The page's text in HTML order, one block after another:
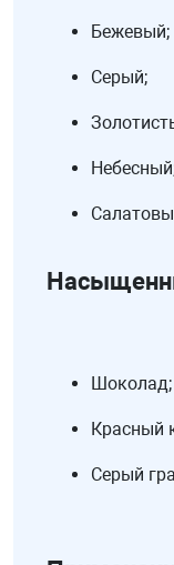
Бежевый;
Серый;
Шоколад;
Красный
Серый